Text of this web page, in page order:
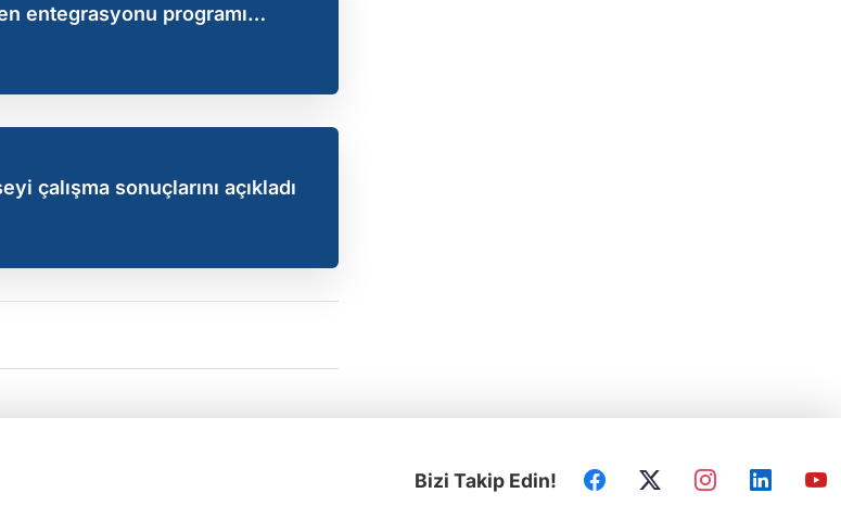
entegrasyonu programı
çalışma sonuçlarını açıkladı
Bizi Takip Edin!